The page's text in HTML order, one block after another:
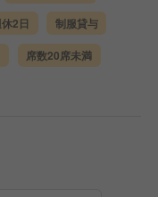
2日 制服貸与
席数20席未満